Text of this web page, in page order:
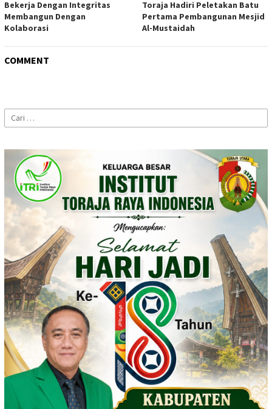
Bekerja Dengan Integritas
Membangun Dengan
Kolaborasi
Toraja Hadiri Peletakan Batu
Pertama Pembangunan Mesjid
Al-Mustaidah
COMMENT
Cari
untuk: